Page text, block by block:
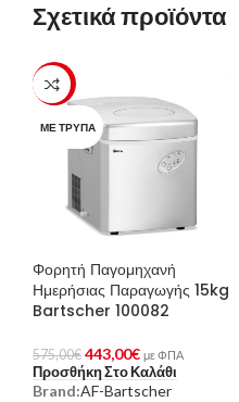
Σχετικά προϊόντα
-23%
ΜΕ ΤΡΎΠΑ
Φορητή Παγομηχανή
Ημερήσιας Παραγωγής 15kg
Bartscher 100082
575,00€ 443,00€ με ΦΠΑ
Προσθήκη Στο Καλάθι
Brand:AF-Bartscher